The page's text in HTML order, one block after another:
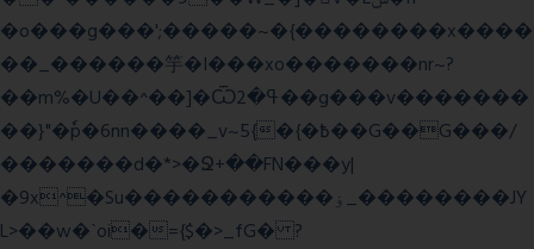
�o���g���';�����~�{��������x����
��_������竽�I���xo�������nr~?
��m%�U��^��]�Ѿߟ�2��g���v�������
��}"�ٗp�6nn����_v~5{�{�߿��G��G���/
�������d�*>�Ջ+��FN���y|
�9x^�Su�����������ۏ_��������JY
L>��w�ˋoi�={$�>_fG� ?